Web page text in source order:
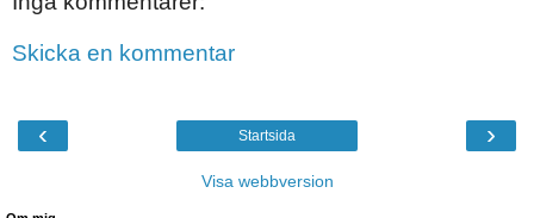
Skicka en kommentar
‹ ›
Startsida
Visa webbversion